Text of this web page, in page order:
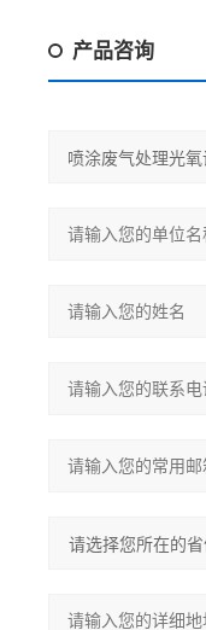
产品咨询